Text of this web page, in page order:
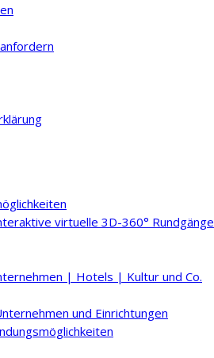
virtuelle 3D-360° Rundgänge
| Hotels | Kultur und Co.
und Einrichtungen